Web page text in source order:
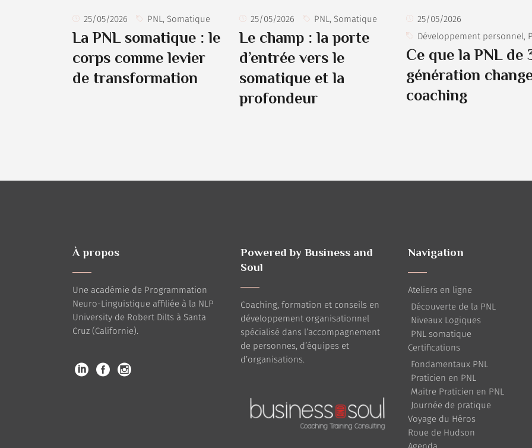
25/05/2026 PNL, Somatique
La PNL somatique : le
corps comme levier
de transformation
25/05/2026 PNL, Somatique
Le champ : la porte
d’entrée vers le
somatique et la
profondeur
25/05/2026
Développement personnel,
Ce que la PNL de
génération
coaching
À propos
Une académie de Programmation
Neuro-Linguistique affiliée à la NLP
University de Robert Dilts à Santa
Cruz (Californie).
Powered by Business and
Soul
Coaching, formation et conseils en
développement organisationnel
spécialisé dans l’accompagnement
de personnes, d’équipes et
d’organisations.
Navigation
Ateliers en ligne
Découverte de la PNL
Niveaux Logiques
PNL somatique
Certifications
Fondamentaux PNL
Praticien en PNL
Maitre Praticien en PNL
Journée de pratique
Voyage du Héros
Roue de Hudson